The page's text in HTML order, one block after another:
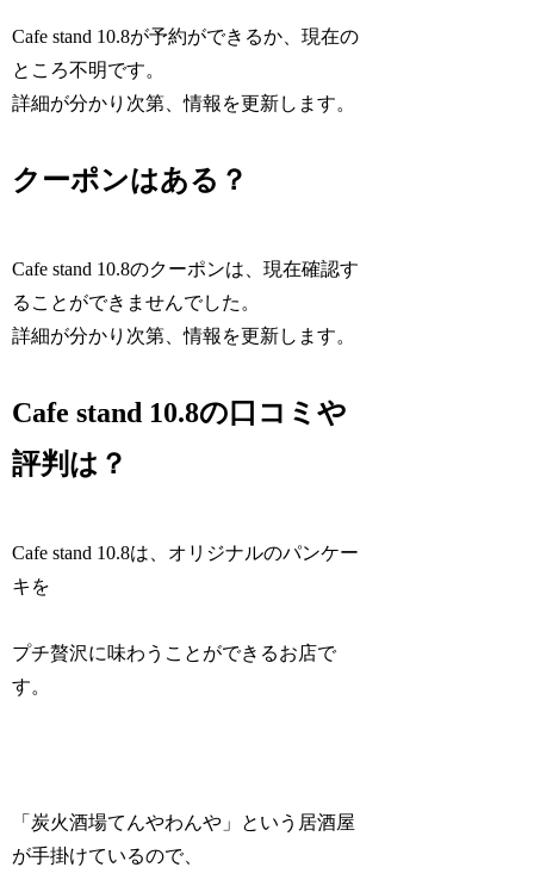
Cafe stand 10.8が予約ができるか、現在の
ところ不明です。
詳細が分かり次第、情報を更新します。
クーポンはある？
Cafe stand 10.8のクーポンは、現在確認す
ることができませんでした。
詳細が分かり次第、情報を更新します。
Cafe stand 10.8の口コミや
評判は？
Cafe stand 10.8は、オリジナルのパンケー
キを
プチ贅沢に味わうことができるお店で
す。
「炭火酒場てんやわんや」という居酒屋
が手掛けているので、